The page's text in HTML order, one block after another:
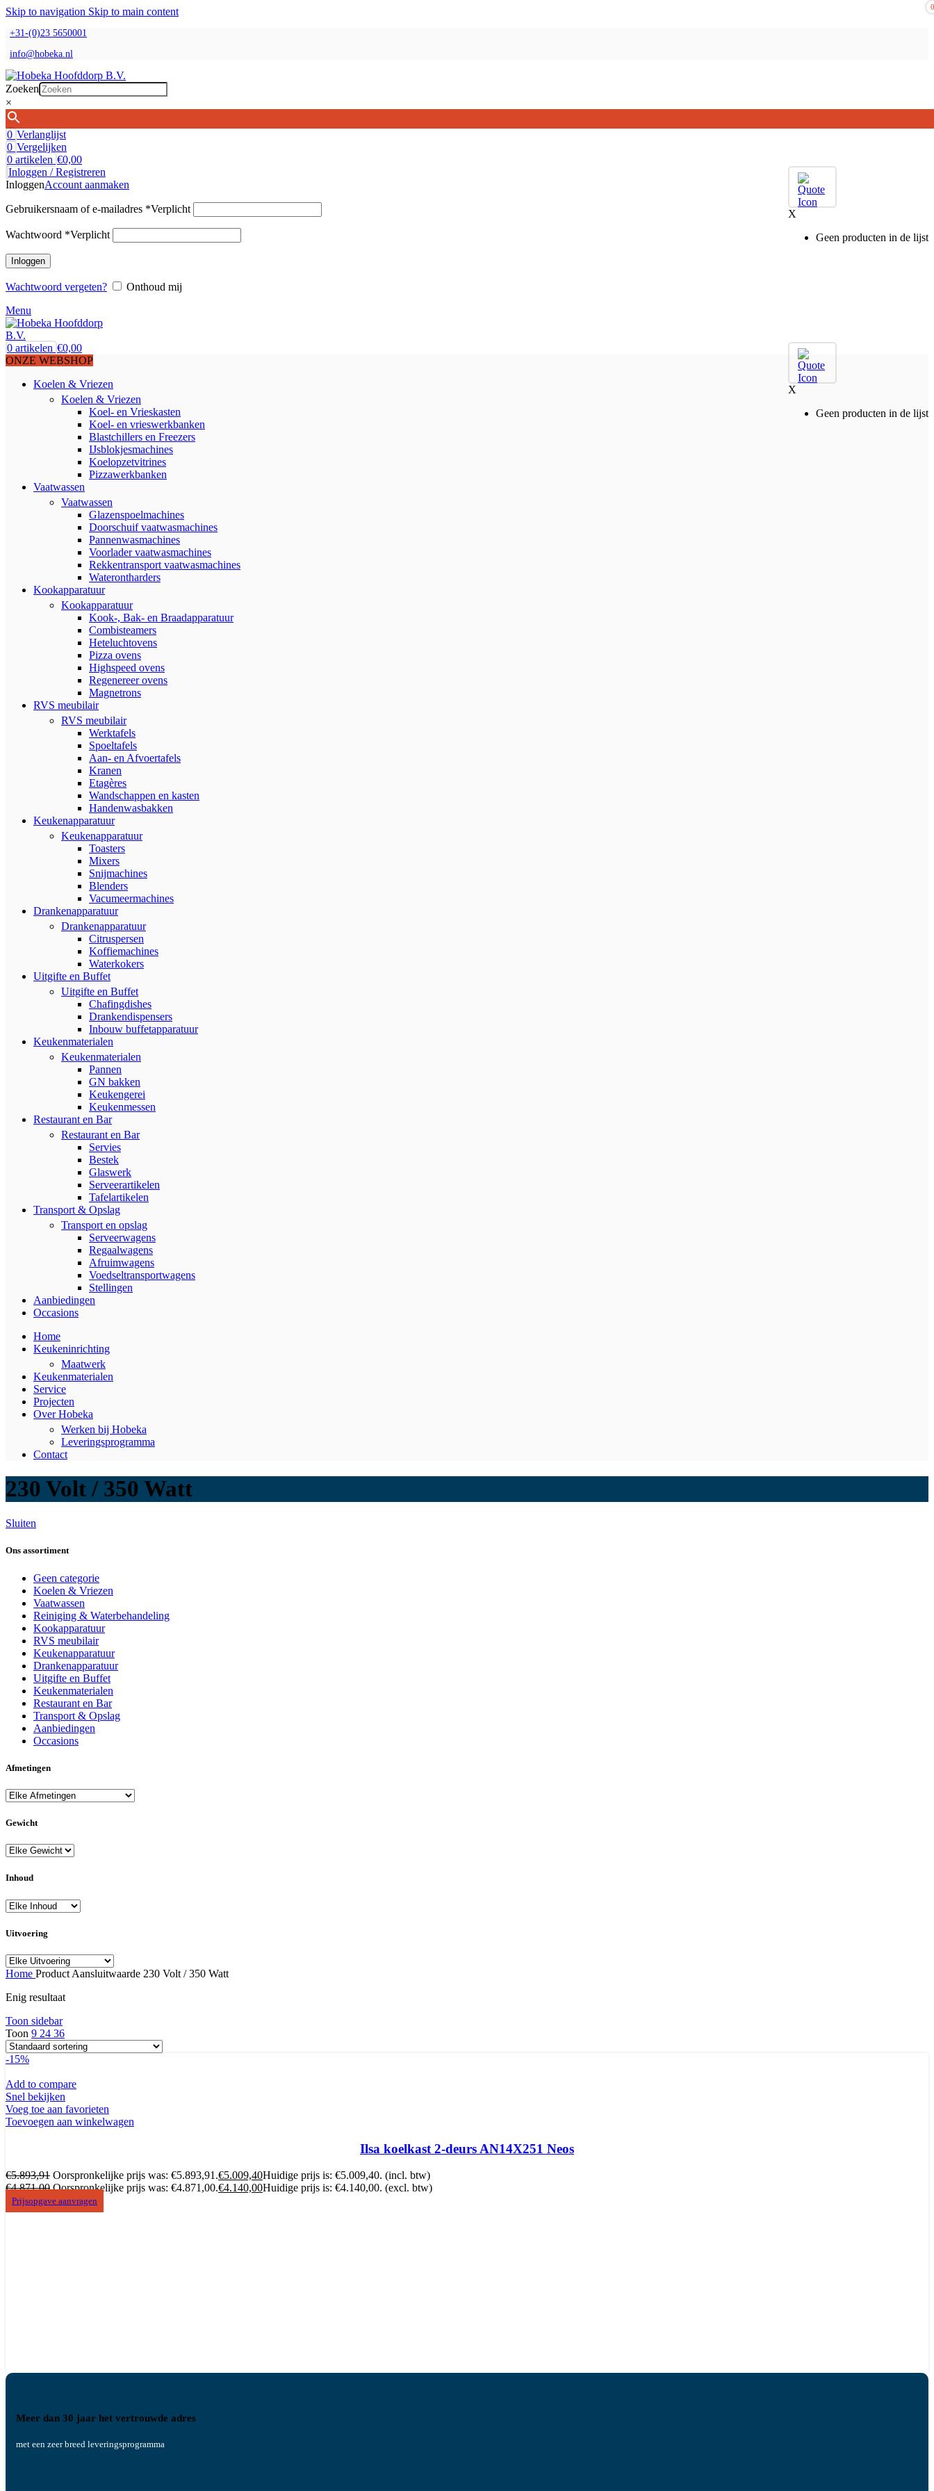
Skip to navigation Skip to main content
+31-(0)23 5650001
info@hobeka.nl
Zoeken
×
0 Verlanglijst
0 Vergelijken
0 artikelen €0,00
0
X
Geen producten in de lijst
Inloggen / Registreren
InloggenAccount aanmaken
Gebruikersnaam of e-mailadres *Verplicht
Wachtwoord *Verplicht
Inloggen
Wachtwoord vergeten?
Onthoud mij
Menu
0
X
Geen producten in de lijst
0 artikelen €0,00
ONZE WEBSHOP
Koelen & Vriezen
Koelen & Vriezen
Koel- en Vrieskasten
Koel- en vrieswerkbanken
Blastchillers en Freezers
IJsblokjesmachines
Koelopzetvitrines
Pizzawerkbanken
Vaatwassen
Vaatwassen
Glazenspoelmachines
Doorschuif vaatwasmachines
Pannenwasmachines
Voorlader vaatwasmachines
Rekkentransport vaatwasmachines
Waterontharders
Kookapparatuur
Kookapparatuur
Kook-, Bak- en Braadapparatuur
Combisteamers
Heteluchtovens
Pizza ovens
Highspeed ovens
Regenereer ovens
Magnetrons
RVS meubilair
RVS meubilair
Werktafels
Spoeltafels
Aan- en Afvoertafels
Kranen
Etagères
Wandschappen en kasten
Handenwasbakken
Keukenapparatuur
Keukenapparatuur
Toasters
Mixers
Snijmachines
Blenders
Vacumeermachines
Drankenapparatuur
Drankenapparatuur
Citruspersen
Koffiemachines
Waterkokers
Uitgifte en Buffet
Uitgifte en Buffet
Chafingdishes
Drankendispensers
Inbouw buffetapparatuur
Keukenmaterialen
Keukenmaterialen
Pannen
GN bakken
Keukengerei
Keukenmessen
Restaurant en Bar
Restaurant en Bar
Servies
Bestek
Glaswerk
Serveerartikelen
Tafelartikelen
Transport & Opslag
Transport en opslag
Serveerwagens
Regaalwagens
Afruimwagens
Voedseltransportwagens
Stellingen
Aanbiedingen
Occasions
Home
Keukeninrichting
Maatwerk
Keukenmaterialen
Service
Projecten
Over Hobeka
Werken bij Hobeka
Leveringsprogramma
Contact
230 Volt / 350 Watt
Sluiten
Ons assortiment
Geen categorie
Koelen & Vriezen
Vaatwassen
Reiniging & Waterbehandeling
Kookapparatuur
RVS meubilair
Keukenapparatuur
Drankenapparatuur
Uitgifte en Buffet
Keukenmaterialen
Restaurant en Bar
Transport & Opslag
Aanbiedingen
Occasions
Afmetingen
Gewicht
Inhoud
Uitvoering
Home Product Aansluitwaarde 230 Volt / 350 Watt
Enig resultaat
Toon sidebar
Toon 9 24 36
-15%
Add to compare
Snel bekijken
Voeg toe aan favorieten
Toevoegen aan winkelwagen
Ilsa koelkast 2-deurs AN14X251 Neos
€5.893,91 Oorspronkelijke prijs was: €5.893,91.€5.009,40Huidige prijs is: €5.009,40. (incl. btw)
€4.871,00 Oorspronkelijke prijs was: €4.871,00.€4.140,00Huidige prijs is: €4.140,00. (excl. btw)
Prijsopgave aanvragen
Meer dan 30 jaar het vertrouwde adres
met een zeer breed leveringsprogramma